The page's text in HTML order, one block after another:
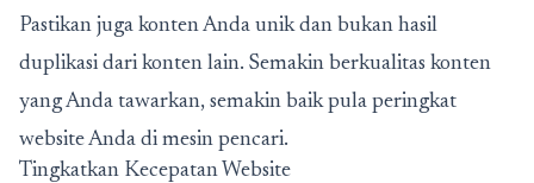
Pastikan juga konten Anda unik dan bukan hasil
duplikasi dari konten lain. Semakin berkualitas konten
yang Anda tawarkan, semakin baik pula peringkat
website Anda di mesin pencari.
Tingkatkan Kecepatan Website